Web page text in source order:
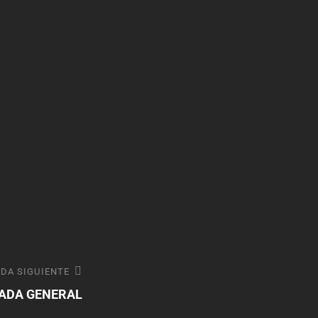
SIGUIENTE
GENERAL